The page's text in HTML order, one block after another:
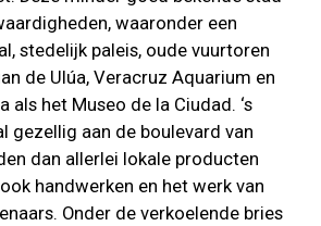
waaronder een
stedelijk paleis, oude vuurtoren
de Ulúa, Veracruz Aquarium en
als het Museo de la Ciudad. ‘s
gezellig aan de boulevard van
dan allerlei lokale producten
handwerken en het werk van
Onder de verkoelende bries